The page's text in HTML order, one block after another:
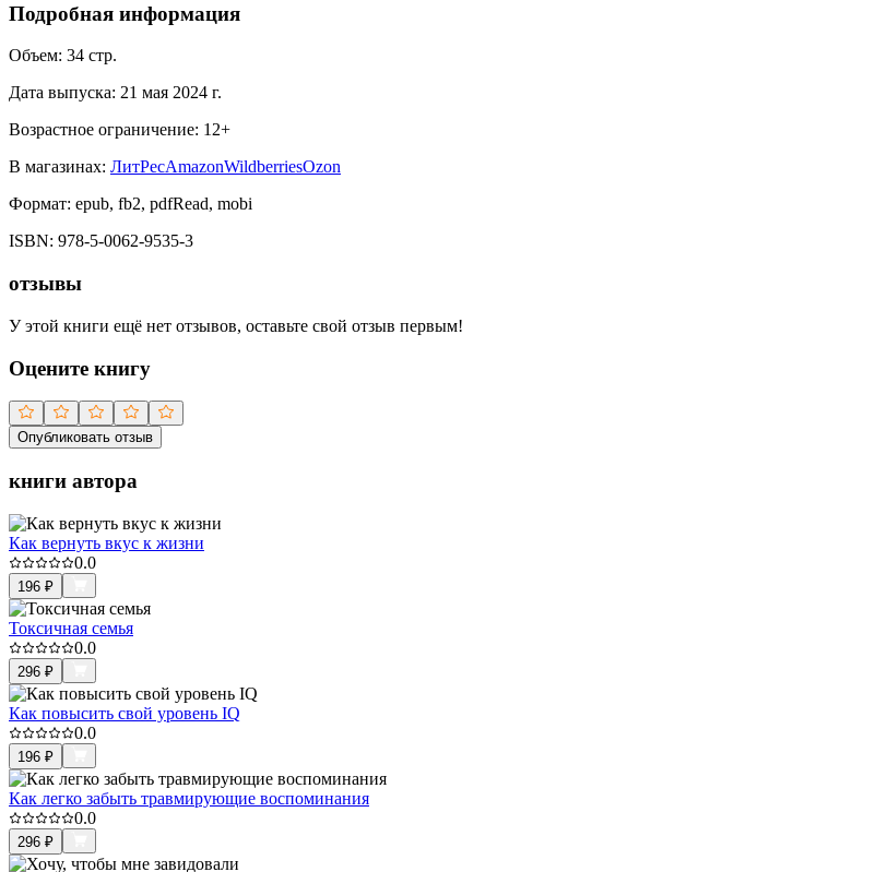
Подробная информация
Объем: 34 стр.
Дата выпуска: 21 мая 2024 г.
Возрастное ограничение: 12+
В магазинах: ЛитРесAmazonWildberriesOzon
Формат: epub, fb2, pdfRead, mobi
ISBN: 978-5-0062-9535-3
отзывы
У этой книги ещё нет отзывов, оставьте свой отзыв первым!
Оцените книгу
Опубликовать отзыв
книги автора
Как вернуть вкус к жизни
0.0
196 ₽
Токсичная семья
0.0
296 ₽
Как повысить свой уровень IQ
0.0
196 ₽
Как легко забыть травмирующие воспоминания
0.0
296 ₽